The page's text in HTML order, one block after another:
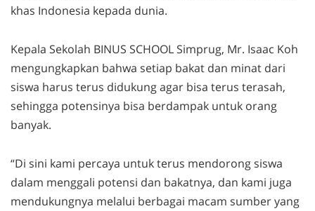
khas Indonesia kepada dunia.
Kepala Sekolah BINUS SCHOOL Simprug, Mr. Isaac Koh
mengungkapkan bahwa setiap bakat dan minat dari
siswa harus terus didukung agar bisa terus terasah,
sehingga potensinya bisa berdampak untuk orang
banyak.
“Di sini kami percaya untuk terus mendorong siswa
dalam menggali potensi dan bakatnya, dan kami juga
mendukungnya melalui berbagai macam sumber yang